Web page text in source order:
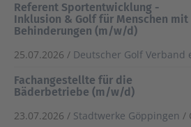
Referent Sportentwicklung -
Inklusion & Golf für Menschen mit
Behinderungen (m/w/d)
25.07.2026 / Deutscher Golf Verband
Fachangestellte für die
Bäderbetriebe (m/w/d)
23.07.2026 / Stadtwerke Göppingen /